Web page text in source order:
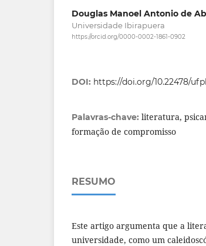
Douglas Manoel Antonio de
Universidade Ibirapuera
https://orcid.org/0000-0002-1861-0902
DOI: https://doi.org/10.22478/
Palavras-chave: literatura,
formação de compromisso
RESUMO
Este artigo argumenta que a
universidade, como um